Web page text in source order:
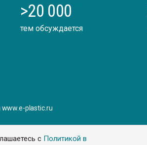
с Политикой в
>20 000
тем обсуждается
www.e-plastic.ru